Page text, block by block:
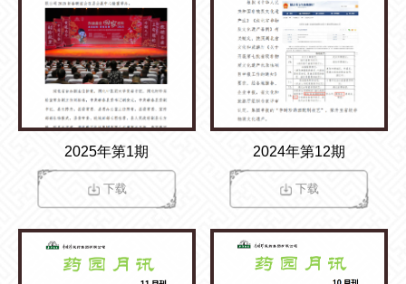
2025年第1期
下载
2024年第12期
下载